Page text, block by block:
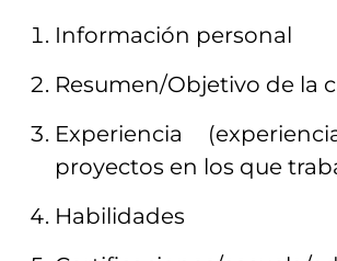
Información personal
Resumen/Objetivo de la
Experiencia
proyectos en los que
Habilidades